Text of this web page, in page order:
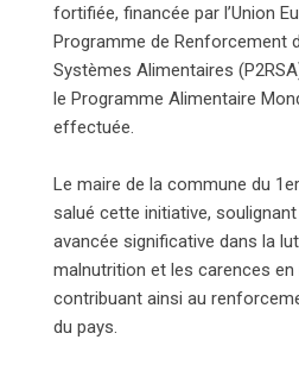
fortifiée, financée par l’Union
Programme de Renforcement
Systèmes Alimentaires
le Programme Alimentaire
effectuée.
Le maire de la commune du
salué cette initiative, soulignant
avancée significative dans la
malnutrition et les carences
contribuant ainsi au
du pays.